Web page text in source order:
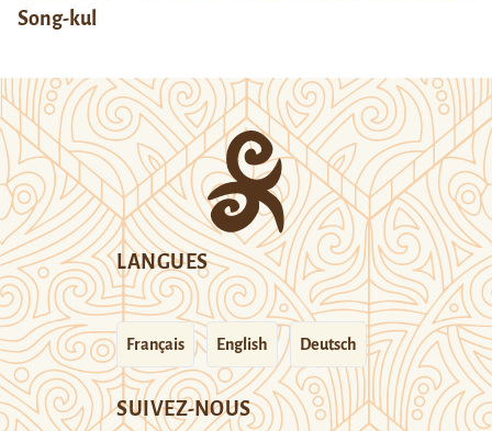
Song-kul
LANGUES
Français English Deutsch
SUIVEZ-NOUS